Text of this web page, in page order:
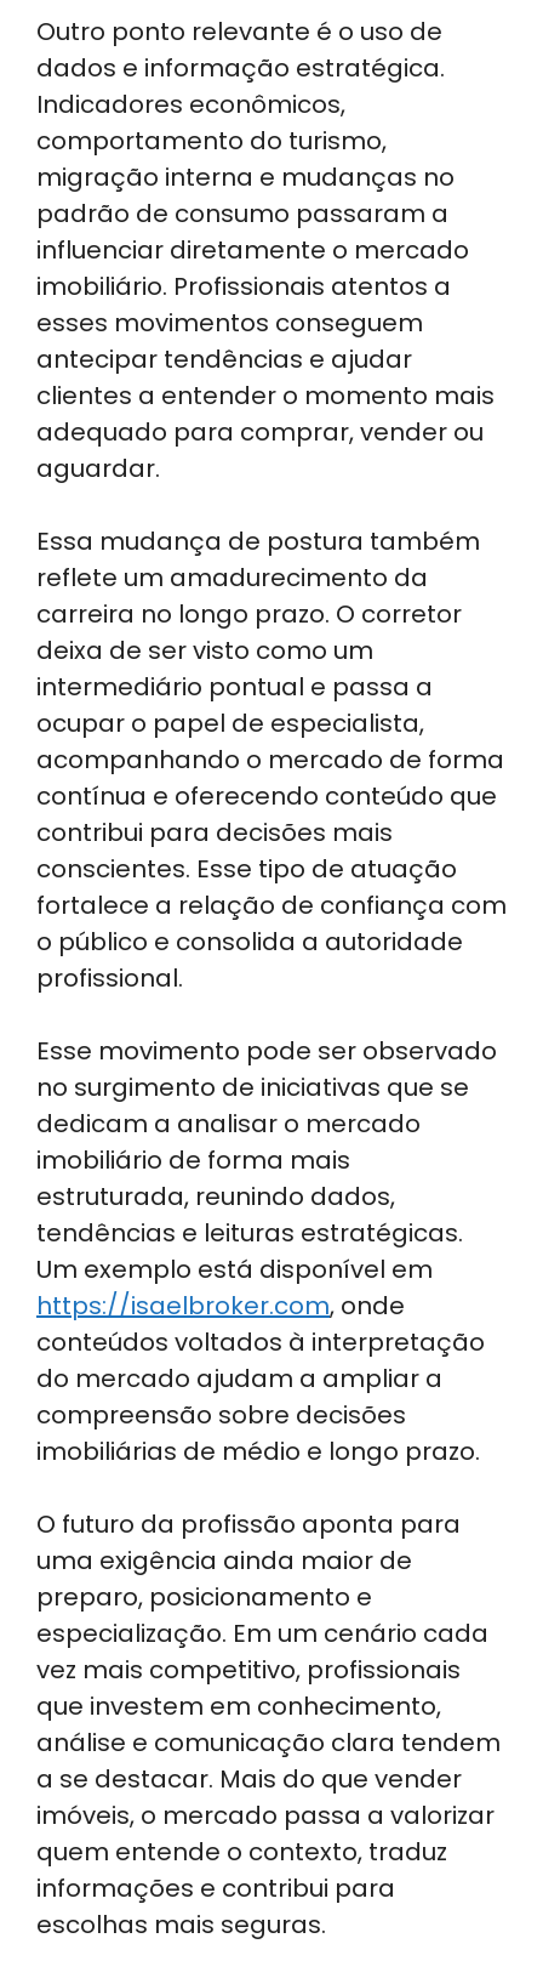
Outro ponto relevante é o uso de
dados e informação estratégica.
Indicadores econômicos,
comportamento do turismo,
migração interna e mudanças no
padrão de consumo passaram a
influenciar diretamente o mercado
imobiliário. Profissionais atentos a
esses movimentos conseguem
antecipar tendências e ajudar
clientes a entender o momento mais
adequado para comprar, vender ou
aguardar.
Essa mudança de postura também
reflete um amadurecimento da
carreira no longo prazo. O corretor
deixa de ser visto como um
intermediário pontual e passa a
ocupar o papel de especialista,
acompanhando o mercado de forma
contínua e oferecendo conteúdo que
contribui para decisões mais
conscientes. Esse tipo de atuação
fortalece a relação de confiança com
o público e consolida a autoridade
profissional.
Esse movimento pode ser observado
no surgimento de iniciativas que se
dedicam a analisar o mercado
imobiliário de forma mais
estruturada, reunindo dados,
tendências e leituras estratégicas.
Um exemplo está disponível em
https://isaelbroker.com, onde
conteúdos voltados à interpretação
do mercado ajudam a ampliar a
compreensão sobre decisões
imobiliárias de médio e longo prazo.
O futuro da profissão aponta para
uma exigência ainda maior de
preparo, posicionamento e
especialização. Em um cenário cada
vez mais competitivo, profissionais
que investem em conhecimento,
análise e comunicação clara tendem
a se destacar. Mais do que vender
imóveis, o mercado passa a valorizar
quem entende o contexto, traduz
informações e contribui para
escolhas mais seguras.